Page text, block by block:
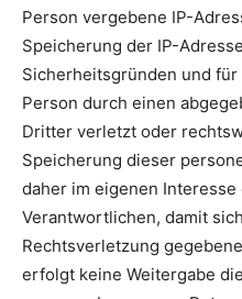
Person vergebene IP-
Speicherung der IP-
Sicherheitsgründen und
Person durch einen
Dritter verletzt oder
Speicherung dieser
daher im eigenen
Verantwortlichen, damit
Rechtsverletzung
erfolgt keine Weitergabe